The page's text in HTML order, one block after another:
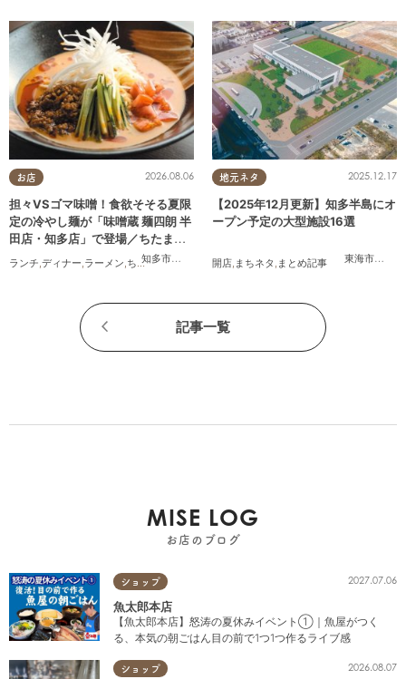
お店
知多市半田市
2026.08.06
担々VSゴマ味噌！食欲そそる夏限
定の冷やし麺が「味噌蔵 麺四朗 半
田店・知多店」で登場／ちたまる
ランチ,ディナー,ラーメン,ちたまる広告
地元ネタ
東海市大府
2025.12.17
【2025年12月更新】知多半島にオ
ープン予定の大型施設16選
開店, まちネタ , まとめ記事
記事一覧
MISE LOG
お店のブログ
ショップ 2027.07.06
魚太郎本店
【魚太郎本店】怒涛の夏休みイベント①｜魚屋がつく
る、本気の朝ごはん目の前で1つ1つ作るライブ感
ショップ 2026.08.07